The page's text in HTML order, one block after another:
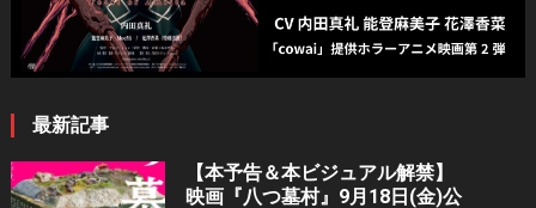
最新記事
【本予告＆本ビジュアル解禁】
映画『八つ墓村』9月18日(金)公